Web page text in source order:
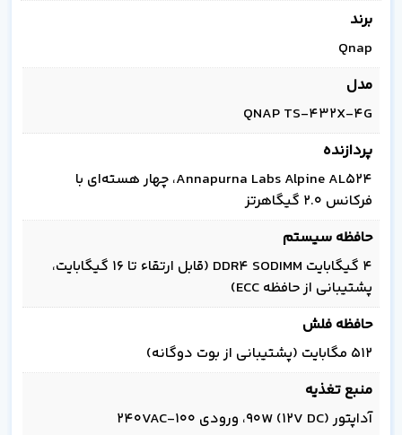
برند
Qnap
مدل
QNAP TS-432X-4G
پردازنده
Annapurna Labs Alpine AL524، چهار هسته‌ای با
فرکانس 2.0 گیگاهرتز
حافظه سیستم
4 گیگابایت DDR4 SODIMM (قابل ارتقاء تا 16 گیگابایت،
پشتیبانی از حافظه ECC)
حافظه فلش
512 مگابایت (پشتیبانی از بوت دوگانه)
منبع تغذیه
آداپتور 90W (12V DC)، ورودی 100-240VAC